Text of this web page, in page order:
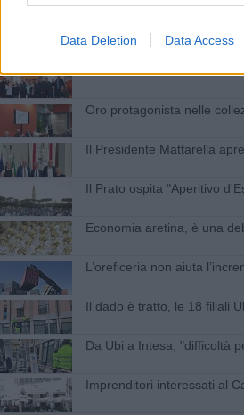
Data Deletion Data Access
Poti Pictures presenta "Il
I Poti Pictures studios sono
Oro protagonista nelle
Il Presidente Mattarella
Il Prato ospita "Aperitivo
Economia aretina, è una
L’oreficeria non aiuta
Il dado è tratto, le 18 filiali
Da Ubi a Intesa, "difficoltà
Imprenditori interessati al